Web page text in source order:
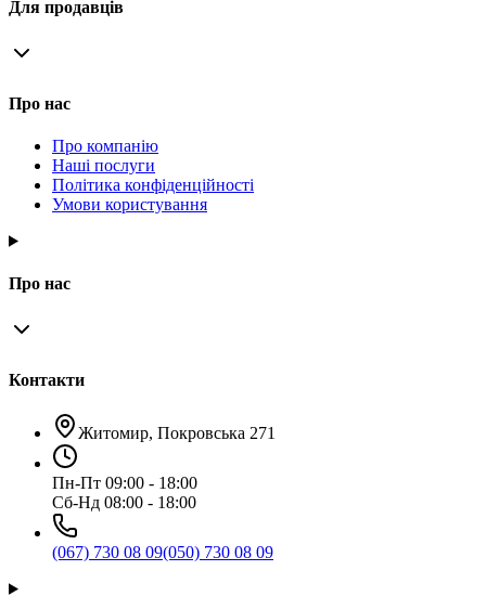
Для продавців
Про нас
Про компанію
Наші послуги
Політика конфіденційності
Умови користування
Про нас
Контакти
Житомир, Покровська 271
Пн-Пт 09:00 - 18:00
Сб-Нд 08:00 - 18:00
(067) 730 08 09(050) 730 08 09